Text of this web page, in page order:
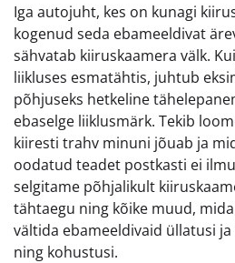
Iga autojuht, kes on kunagi
kogenud seda ebameeldivat
sähvatab kiiruskaamera välk.
liikluses esmatähtis, juhtub
põhjuseks hetkeline
ebaselge liiklusmärk. Tekib
kiiresti trahv minuni jõuab ja
oodatud teadet postkasti ei
selgitame põhjalikult
tähtaegu ning kõike muud,
vältida ebameeldivaid üllatusi
ning kohustusi.